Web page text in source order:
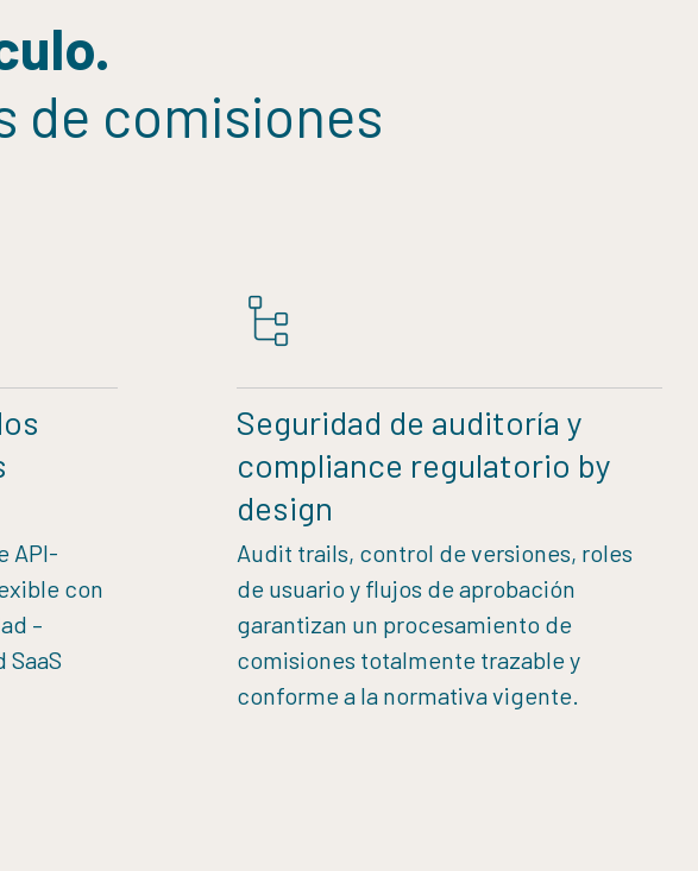
de comisiones
API-
con
–
Seguridad de auditoría y
compliance regulatorio by
design
Audit trails, control de versiones, roles
de usuario y flujos de aprobación
garantizan un procesamiento de
comisiones totalmente trazable y
conforme a la normativa vigente.